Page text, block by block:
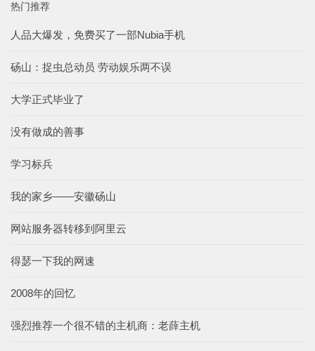
热门推荐
人品大爆发，免费买了一部Nubia手机
砀山：捉虫总动员 劳动娱乐两不误
大学正式毕业了
没有做成的善事
学习标兵
我的家乡——安徽砀山
网站服务器转移到阿里云
得瑟一下我的网速
2008年的回忆
强烈推荐一个很不错的主机商：老薛主机